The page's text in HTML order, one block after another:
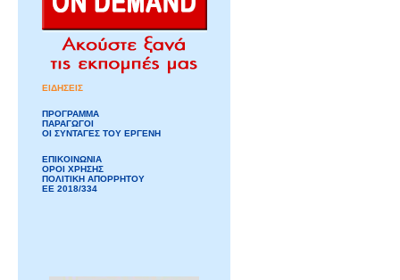
ΕΙΔΗΣΕΙΣ
ΠΡΟΓΡΑΜΜΑ
ΠΑΡΑΓΩΓΟΙ
ΟΙ ΣΥΝΤΑΓΕΣ ΤΟΥ ΕΡΓΕΝΗ
ΕΠΙΚΟΙΝΩΝΙΑ
ΟΡΟΙ ΧΡΗΣΗΣ
ΠΟΛΙΤΙΚΗ ΑΠΟΡΡΗΤΟΥ
ΕΕ 2018/334